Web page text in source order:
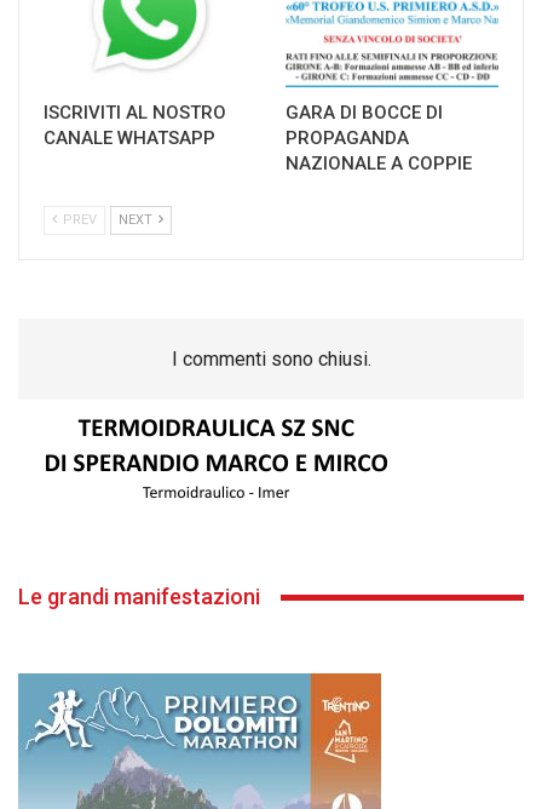
ISCRIVITI AL NOSTRO
CANALE WHATSAPP
GARA DI BOCCE DI
PROPAGANDA
NAZIONALE A COPPIE
PREV NEXT
I commenti sono chiusi.
Le grandi manifestazioni